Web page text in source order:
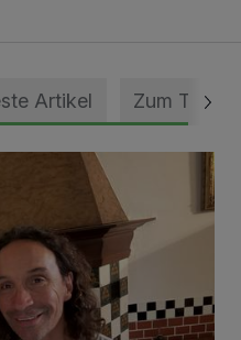
Artikel Zum Thema
Song